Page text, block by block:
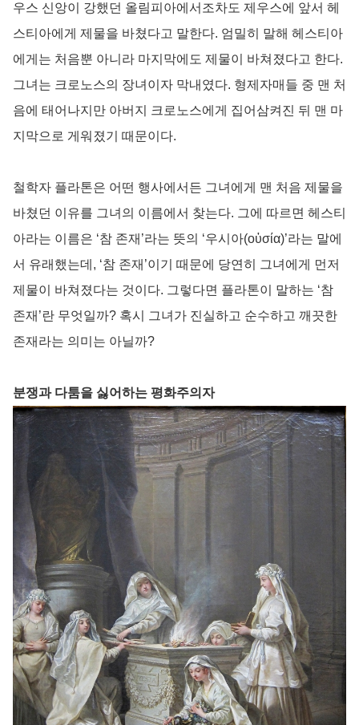
우스 신앙이 강했던 올림피아에서조차도 제우스에 앞서 헤
스티아에게 제물을 바쳤다고 말한다. 엄밀히 말해 헤스티아
에게는 처음뿐 아니라 마지막에도 제물이 바쳐졌다고 한다.
그녀는 크로노스의 장녀이자 막내였다. 형제자매들 중 맨 처
음에 태어나지만 아버지 크로노스에게 집어삼켜진 뒤 맨 마
지막으로 게워졌기 때문이다.
철학자 플라톤은 어떤 행사에서든 그녀에게 맨 처음 제물을
바쳤던 이유를 그녀의 이름에서 찾는다. 그에 따르면 헤스티
아라는 이름은 ‘참 존재’라는 뜻의 ‘우시아(οὐσία)’라는 말에
서 유래했는데, ‘참 존재’이기 때문에 당연히 그녀에게 먼저
제물이 바쳐졌다는 것이다. 그렇다면 플라톤이 말하는 ‘참
존재’란 무엇일까? 혹시 그녀가 진실하고 순수하고 깨끗한
존재라는 의미는 아닐까?
분쟁과 다툼을 싫어하는 평화주의자